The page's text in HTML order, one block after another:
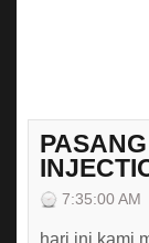
7:35:00 AM
hari ini kami